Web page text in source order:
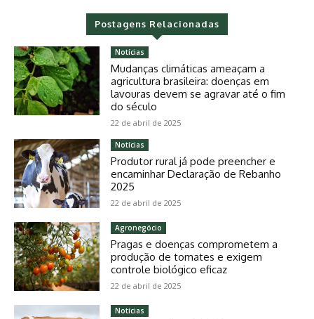
Postagens Relacionadas
Notícias
Mudanças climáticas ameaçam a
agricultura brasileira: doenças em
lavouras devem se agravar até o fim
do século
22 de abril de 2025
Notícias
Produtor rural já pode preencher e
encaminhar Declaração de Rebanho
2025
22 de abril de 2025
Agronegócio
Pragas e doenças comprometem a
produção de tomates e exigem
controle biológico eficaz
22 de abril de 2025
Notícias